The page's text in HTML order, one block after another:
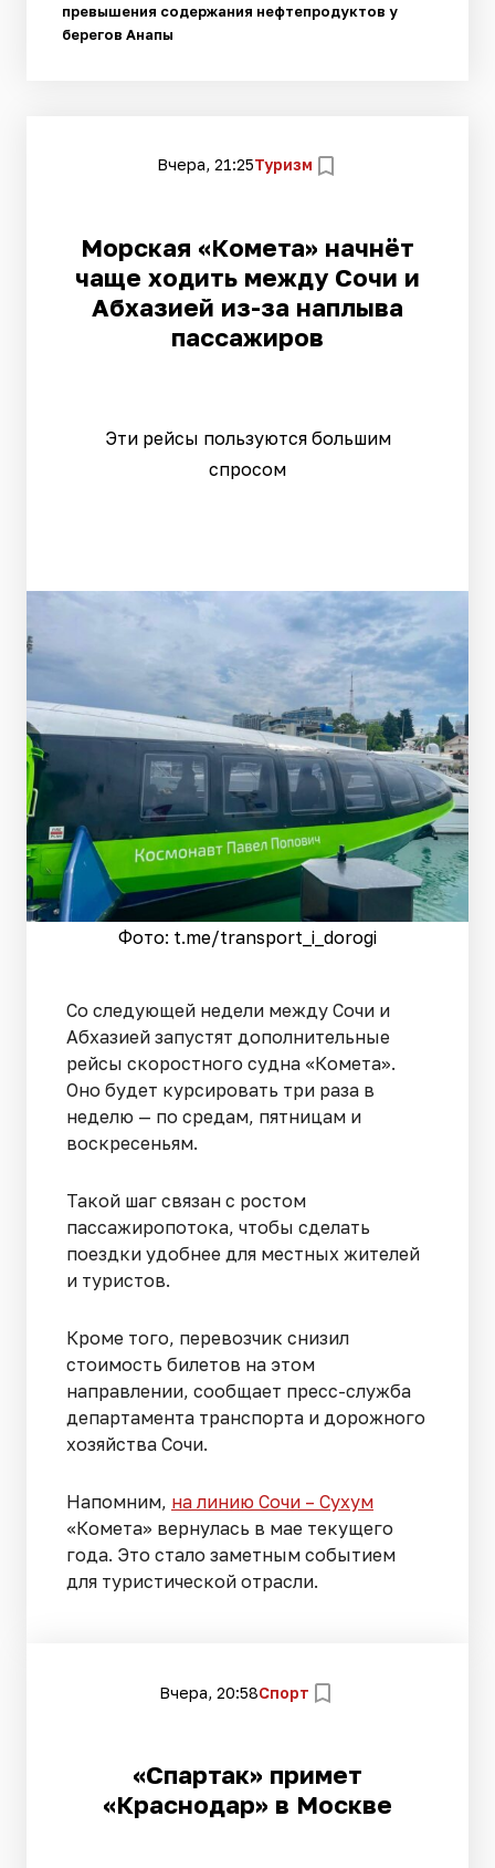
превышения содержания нефтепродуктов у
берегов Анапы
Вчера, 21:25Туризм
Морская «Комета» начнёт
чаще ходить между Сочи и
Абхазией из-за наплыва
пассажиров
Эти рейсы пользуются большим
спросом
Фото: t.me/transport_i_dorogi
Со следующей недели между Сочи и
Абхазией запустят дополнительные
рейсы скоростного судна «Комета».
Оно будет курсировать три раза в
неделю — по средам, пятницам и
воскресеньям.
Такой шаг связан с ростом
пассажиропотока, чтобы сделать
поездки удобнее для местных жителей
и туристов.
Кроме того, перевозчик снизил
стоимость билетов на этом
направлении, сообщает пресс-служба
департамента транспорта и дорожного
хозяйства Сочи.
Напомним, на линию Сочи – Сухум
«Комета» вернулась в мае текущего
года. Это стало заметным событием
для туристической отрасли.
Вчера, 20:58Спорт
«Спартак» примет
«Краснодар» в Москве